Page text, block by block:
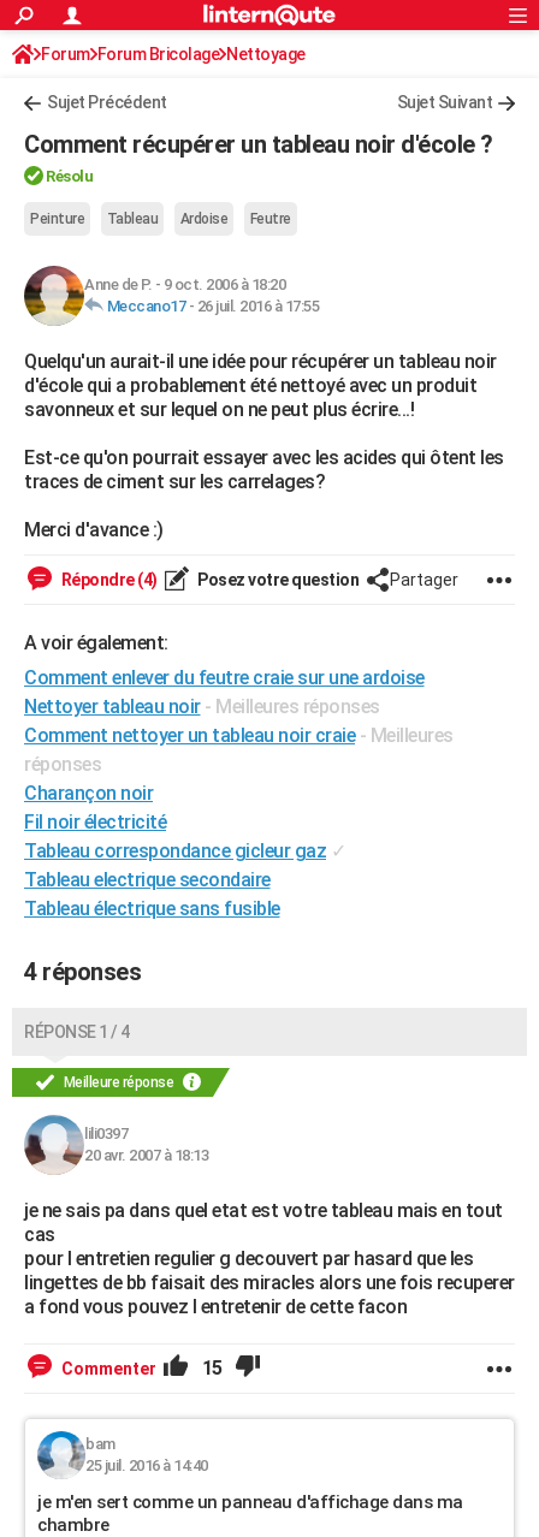
ACTUALITÉS
Politique
Société
Faits Divers
Education
Monde
Villes
+
Programme TV
TNTStreaming
Cinéma
Sorties cinéma
Musique
+FINANCE
Retraite
Impôts
Epargne
Immobilier
Risques naturels par ville
Banque
Assurance
Crédit
AUTO
Essais
Réserver un essai
Citadines
Berlines
SUV
Forum auto
HIGH-TECH
Mobiles
Meilleur smartphone
Internet
Ordinateurs
Jeux vidéo
Guide high-tech
+BRICOLAGE
Forum
Aménagement intérieur
Extérieur
Cuisine
Salle de bains
Jardinage
Rangement
WEEK-END
Guides de France
Escapades
Patrimoine
Expositions
Musées
Week-end nature
+LIFESTYLE
Art de vivre
Bien-être
Loisirs
Mode
Modes de vie
SANTE
VOYAGE
Destinations
City break
Voyage nature
Voyage de noces
Forum
Climat
PHOTO
CARTE DE VOEUX
Carte de Noël
Carte Bonne année
Carte Saint-Valentin
Carte Pâques
Carte d'anniversaire
DICTIONNAIRE
Dictionnaire
Biographies
Citations
Expressions
Proverbes
PROGRAMME TV
COPAINS D'AVANT
S'inscrire
Se connecter
Lycées
Collèges
Primaires
Universités
Entreprises
Service militaire
Avis de recherche
AVIS DE DÉCÈS
S'inscrire
Connexion
Forum Forum Bricolage Nettoyage
Sujet Précédent Sujet Suivant
Comment récupérer un tableau noir d'école ?
Résolu
Peinture Tableau Ardoise Feutre
Anne de P. - 9 oct. 2006 à 18:20
Meccano17- 26 juil. 2016 à 17:55
Quelqu'un aurait-il une idée pour récupérer un tableau noir
d'école qui a probablement été nettoyé avec un produit
savonneux et sur lequel on ne peut plus écrire...!
Est-ce qu'on pourrait essayer avec les acides qui ôtent les
traces de ciment sur les carrelages?
Merci d'avance :)
Répondre (4) Posez votre question Partager
A voir également:
Comment enlever du feutre craie sur une ardoise
Nettoyer tableau noir - Meilleures réponses
Comment nettoyer un tableau noir craie - Meilleures
réponses
Charançon noir
Fil noir électricité
Tableau correspondance gicleur gaz ✓
Tableau electrique secondaire
Tableau électrique sans fusible
4 réponses
RÉPONSE 1 / 4
Meilleure réponse
lili0397
20 avr. 2007 à 18:13
je ne sais pa dans quel etat est votre tableau mais en tout
cas
pour l entretien regulier g decouvert par hasard que les
lingettes de bb faisait des miracles alors une fois recuperer
a fond vous pouvez l entretenir de cette facon
Commenter 15
bam
25 juil. 2016 à 14:40
je m'en sert comme un panneau d'affichage dans ma
chambre